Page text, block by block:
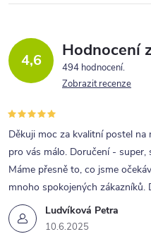
4,6 Hodnocení
494 hodnocení
Zobrazit recenze
Ludvíková Petra
10.6.2025
Děkuji moc za kvalitní postel na
pro vás málo. Doručení -
Máme přesně to, co jsme
mnoho spokojených zákazníků.